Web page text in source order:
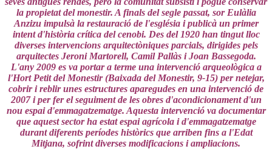
la propietat del monestir. A finals del segle passat, sor Eulàlia
Anzizu impulsà la restauració de l'església i publicà un primer
intent d'història crítica del cenobi. Des del 1920 han tingut lloc
diverses intervencions arquitectòniques parcials, dirigides pels
arquitectes Jeroni Martorell, Camil Pallàs i Joan Bassegoda.
L'any 2009 es va portar a terme una intervenció arqueològica a
l'Hort Petit del Monestir (Baixada del Monestir, 9-15) per netejar,
cobrir i reblir unes estructures aparegudes en una intervenció de
2007 i per fer el seguiment de les obres d'acondicionament d'un
nou espai d'emmagatzematge. Aquesta intervenció va documentar
que aquest sector ha estat espai agrícola i d'emmagatzematge
durant diferents períodes històrics que arriben fins a l'Edat
Mitjana, sofrint diverses modificacions i ampliacions.